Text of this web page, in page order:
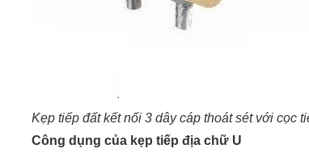
Kẹp tiếp đất kết nối 3 dây cáp thoát sét với cọc
Công dụng của kẹp tiếp địa chữ U